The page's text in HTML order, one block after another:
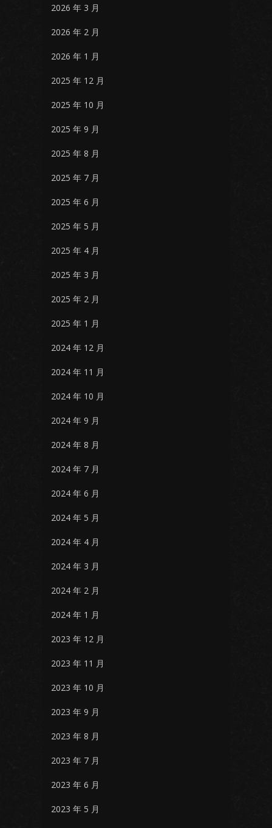
2026 年 3 月
2026 年 2 月
2026 年 1 月
2025 年 12 月
2025 年 10 月
2025 年 9 月
2025 年 8 月
2025 年 7 月
2025 年 6 月
2025 年 5 月
2025 年 4 月
2025 年 3 月
2025 年 2 月
2025 年 1 月
2024 年 12 月
2024 年 11 月
2024 年 10 月
2024 年 9 月
2024 年 8 月
2024 年 7 月
2024 年 6 月
2024 年 5 月
2024 年 4 月
2024 年 3 月
2024 年 2 月
2024 年 1 月
2023 年 12 月
2023 年 11 月
2023 年 10 月
2023 年 9 月
2023 年 8 月
2023 年 7 月
2023 年 6 月
2023 年 5 月